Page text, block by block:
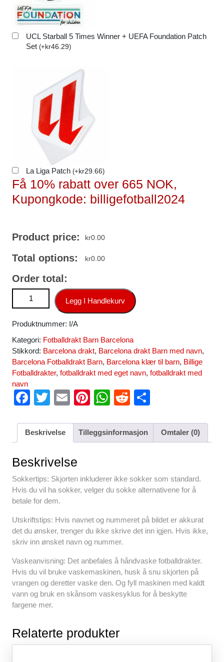
UCL Starball 5 Times Winner + UEFA Foundation Patch
Set (+kr46.29)
La Liga Patch (+kr29.66)
Få 10% rabatt over 665 NOK,
Kupongkode: billigefotball2024
Product price: kr0.00
Total options: kr0.00
Order total:
Barcelona Pau Cubarsi #5 Hjemmedraktsett 2025-26
Fotballdrakt Barn antallLegg I Handlekurv
Produktnummer: I/A
Kategori: Fotballdrakt Barn Barcelona
Stikkord: Barcelona drakt, Barcelona drakt Barn med navn,
Barcelona Fotballdrakt Barn, Barcelona klær til barn, Billige
Fotballdrakter, fotballdrakt med eget navn, fotballdrakt med
navn
F
c
b
o
o
k
T
tt
E
ail
Pi
er
e
W
at
s
p
p
R
d
di
ar
e
Beskrivelse Tilleggsinformasjon Omtaler (0)
Beskrivelse
Sokkertips: Skjorten inkluderer ikke sokker som standard.
Hvis du vil ha sokker, velger du sokke alternativene for å
betale for dem.
Utskriftstips: Hvis navnet og nummeret på bildet er akkurat
det du ønsker, trenger du ikke skrive det inn igjen. Hvis ikke,
skriv inn ønsket navn og nummer.
Vaskeanvisning: Det anbefales å håndvaske fotballdrakter.
Hvis du vil bruke vaskemaskinen, husk å snu skjorten på
vrangen og deretter vaske den. Og fyll maskinen med kaldt
vann og bruk en skånsom vaskesyklus for å beskytte
fargene mer.
Relaterte produkter